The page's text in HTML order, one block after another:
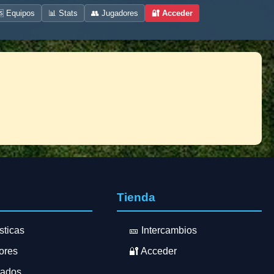
Equipos 📊 Stats 👥 Jugadores 🔐 Acceder
Tienda
🎫 Intercambios
🔐 Acceder